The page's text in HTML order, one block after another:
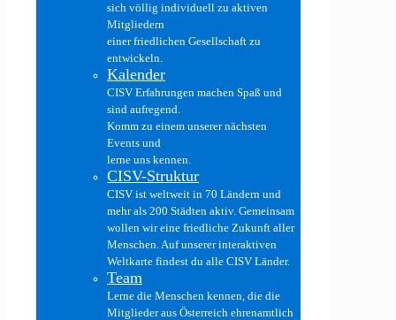
sich völlig individuell zu aktiven
Mitgliedern
einer friedlichen Gesellschaft zu
entwickeln.
Kalender
CISV Erfahrungen machen Spaß und
sind aufregend.
Komm zu einem unserer nächsten
Events und
lerne uns kennen.
CISV-Struktur
CISV ist weltweit in 70 Ländern und
mehr als 200 Städten aktiv. Gemeinsam
wollen wir eine friedliche Zukunft aller
Menschen. Auf unserer interaktiven
Weltkarte findest du alle CISV Länder.
Team
Lerne die Menschen kennen, die die
Mitglieder aus Österreich ehrenamtlich